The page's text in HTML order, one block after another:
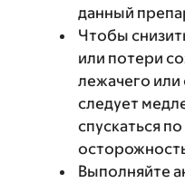
данный
Чтобы
или потери
лежачего или
следует
спускаться
Выполняйте